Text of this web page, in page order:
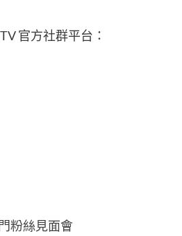
官方社群平台：
粉絲見面會